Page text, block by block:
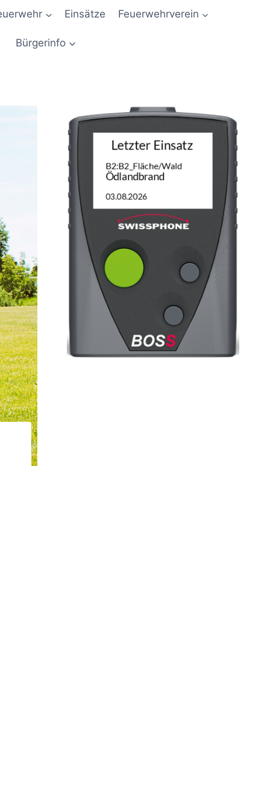
Einsätze Feuerwehrverein
Bürgerinfo